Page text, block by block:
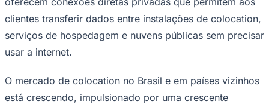
Corinthians
clientes transferir dados entre instalações de colocation,
serviços de hospedagem e nuvens públicas sem precisar
usar a internet.
O mercado de colocation no Brasil e em países vizinhos
está crescendo, impulsionado por uma crescente